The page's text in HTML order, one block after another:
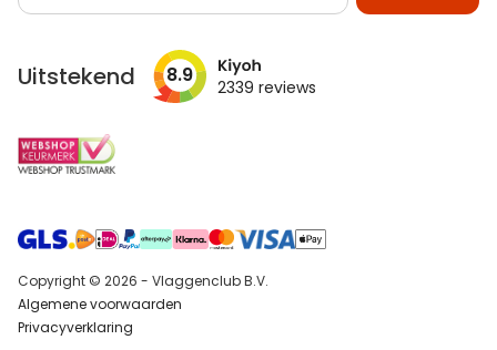
op
Uitstekend 8.9 2339 reviews
Copyright © 2026 - Vlaggenclub B.V.
Algemene voorwaarden
Privacyverklaring